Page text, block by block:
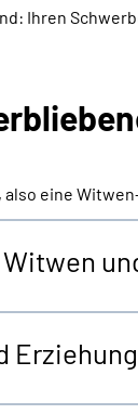
Ihren
eine